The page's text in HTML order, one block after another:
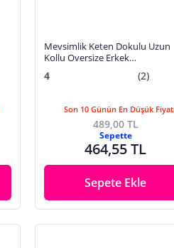
Mevsimlik Keten Dokulu Uzun
Kollu Oversize Erkek
4 (2)
Son 10 Günün En Düşük
489,00 TL
Sepette
464,55 TL
Sepete Ekle